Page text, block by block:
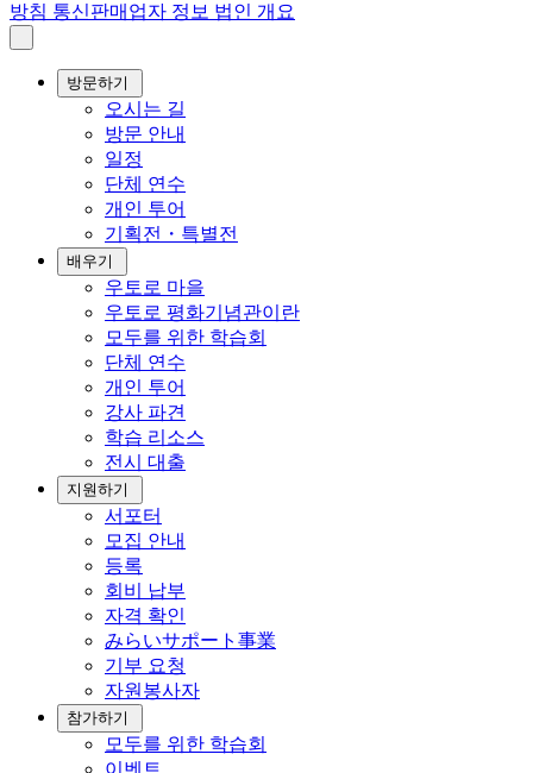
방침 통신판매업자 정보 법인 개요
방문하기
오시는 길
방문 안내
일정
단체 연수
개인 투어
기획전・특별전
배우기
우토로 마을
우토로 평화기념관이란
모두를 위한 학습회
단체 연수
개인 투어
강사 파견
학습 리소스
전시 대출
지원하기
서포터
모집 안내
등록
회비 납부
자격 확인
みらいサポート事業
기부 요청
자원봉사자
참가하기
모두를 위한 학습회
이벤트